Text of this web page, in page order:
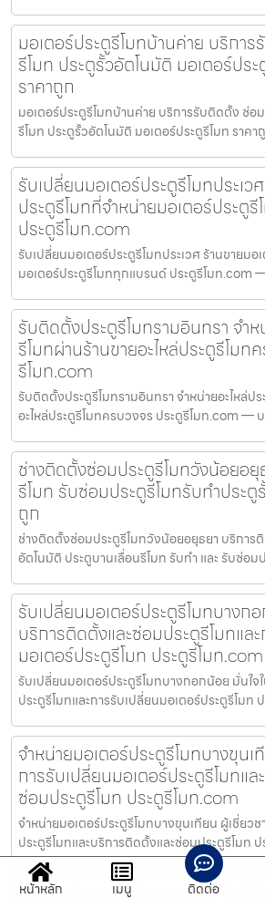
มอเตอร์ประตูรีโมทบ้านค่าย บริกา
รีโมท ประตูรั้วอัตโนมัติ มอเตอร์ปร
ราคาถูก
มอเตอร์ประตูรีโมทบ้านค่าย บริการรับติดตั้ง ซ่อ
รีโมท ประตูรั้วอัตโนมัติ มอเตอร์ประตูรีโมท ราคา
รับเปลี่ยนมอเตอร์ประตูรีโมทประเว
ประตูรีโมทที่จำหน่ายมอเตอร์ประตู
ประตูรีโมท.com
รับเปลี่ยนมอเตอร์ประตูรีโมทประเวศ ร้านขายมอ
มอเตอร์ประตูรีโมททุกแบรนด์ ประตูรีโมท.com
รับติดตั้งประตูรีโมทรามอินทรา จำห
รีโมทผ่านร้านขายอะไหล่ประตูรีโมท
รีโมท.com
รับติดตั้งประตูรีโมทรามอินทรา จำหน่ายอะไหล่ป
อะไหล่ประตูรีโมทครบวงจร ประตูรีโมท.com —
ช่างติดตั้งซ่อมประตูรีโมทวังน้อยอ
รีโมท รับซ่อมประตูรีโมทรับทำประตู
ถูก
ช่างติดตั้งซ่อมประตูรีโมทวังน้อยอยุธยา บริการ
อัตโนมัติ ประตูบานเลื่อนรีโมท รับทำ และ รับซ่อม
รับเปลี่ยนมอเตอร์ประตูรีโมทบางก
บริการติดตั้งและซ่อมประตูรีโมทแล
มอเตอร์ประตูรีโมท ประตูรีโมท.com
รับเปลี่ยนมอเตอร์ประตูรีโมทบางกอกน้อย มั่นใ
ประตูรีโมทและการรับเปลี่ยนมอเตอร์ประตูรีโมท
จำหน่ายมอเตอร์ประตูรีโมทบางขุน
การรับเปลี่ยนมอเตอร์ประตูรีโมทแ
ซ่อมประตูรีโมท ประตูรีโมท.com
จำหน่ายมอเตอร์ประตูรีโมทบางขุนเทียน ผู้เชี่ยว
ประตูรีโมทและบริการติดตั้งและซ่อมประตูรีโมท ป
หน้าหลัก เมนู ติดต่อ